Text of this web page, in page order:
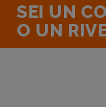
SEI UN
O UN